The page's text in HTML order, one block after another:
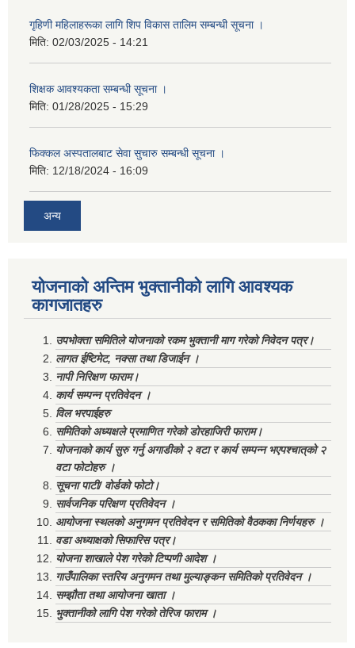
गृहिणी महिलाहरूका लागि शिप विकास तालिम सम्बन्धी सूचना ‌।
मिति: 02/03/2025 - 14:21
शिक्षक आवश्यकता सम्बन्धी सूचना ।
मिति: 01/28/2025 - 15:29
फिक्कल अस्पतालबाट सेवा सुचारु सम्बन्धी सूचना ।
मिति: 12/18/2024 - 16:09
अन्य
योजनाको अन्तिम भुक्तानीको लागि आवश्यक
कागजातहरु
उपभोक्ता समितिले योजनाको रकम भुक्तानी माग गरेको निवेदन पत्र।
लागत ईष्टिमेट, नक्सा तथा डिजाईन ।
नापी निरिक्षण फाराम।
कार्य सम्पन्न प्रतिवेदन ।
विल भरपाईहरु
समितिको अध्यक्षले प्रमाणित गरेको डोरहाजिरी फाराम।
योजनाको कार्य सुरु गर्नु अगाडीको २ वटा र कार्य सम्पन्न भएपश्चात्‌को २
वटा फोटोहरु ।
सूचना पाटी/ वोर्डको फोटो।
सार्वजनिक परिक्षण प्रतिवेदन ।
आयोजना स्थलको अनुगमन प्रतिवेदन र समितिको वैठकका निर्णयहरु ।
वडा अध्याक्षको सिफारिस पत्र।
योजना शाखाले पेश गरेको टिप्पणी आदेश ।
गाउँपालिका स्तरिय अनुगमन तथा मुल्याङ्कन समितिको प्रतिवेदन ।
सम्झौता तथा आयोजना खाता ।
भुक्तानीको लागि पेश गरेको तेरिज फाराम ।